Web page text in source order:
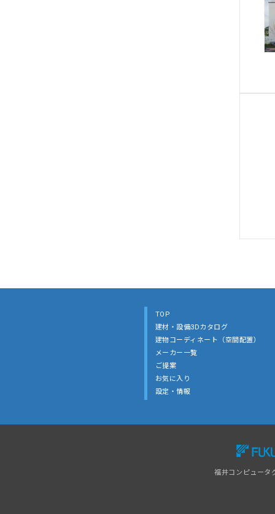
TOP
建材・設備3Dカタログ
建物コーディネート（空間配置）
メーカー一覧
ご提案
お気に入り
設定・情報
福井コンピュータ